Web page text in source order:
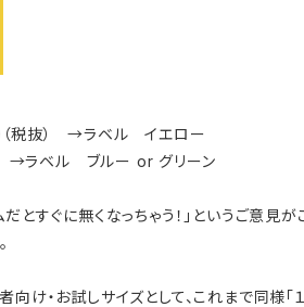
税抜） →ラベル イエロー
→ラベル ブルー or グリーン
とすぐに無くなっちゃう！」というご意見
け・お試しサイズとして、これまで同様「